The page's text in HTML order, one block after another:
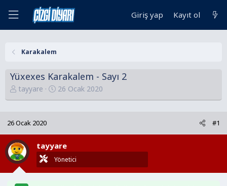
Giriş yap Kayıt ol
Karakalem
Yüxexes Karakalem - Sayı 2
K
o
u
y
u
B
a
tayyare
B
a
a
n
g
ı
26 Ocak 2020
26 Ocak 2020 #1
tayyare
Yönetici